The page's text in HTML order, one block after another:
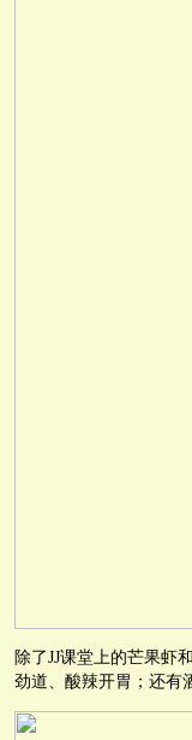
除了JJ课堂上的芒果虾
劲道、酸辣开胃；还